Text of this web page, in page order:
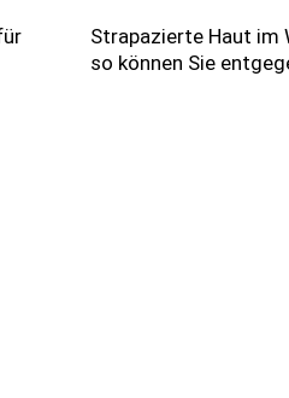
Strapazierte Haut im
so können Sie